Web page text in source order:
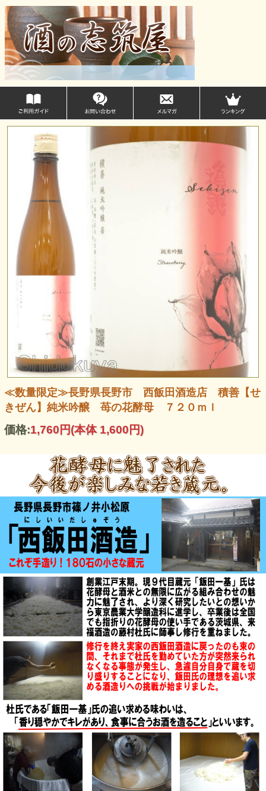
≪数量限定≫長野県長野市 西飯田酒造店 積善【せ
きぜん】純米吟醸 苺の花酵母 ７２０ｍｌ
価格:1,760円(本体 1,600円)